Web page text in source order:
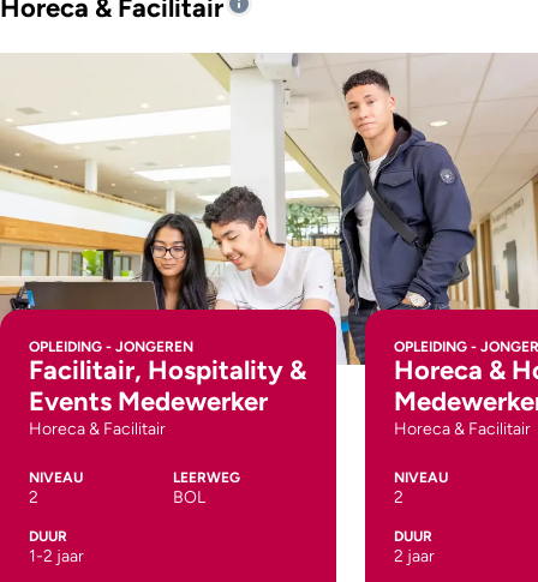
Horeca & Facilitair
OPLEIDING - JONGEREN
Facilitair, Hospitality &
Events Medewerker
Horeca & Facilitair
NIVEAU
2
LEERWEG
BOL
DUUR
1-2 jaar
OPLEIDING -
Horeca &
Horeca & Facilitair
NIVEAU
2
DUUR
2 jaar